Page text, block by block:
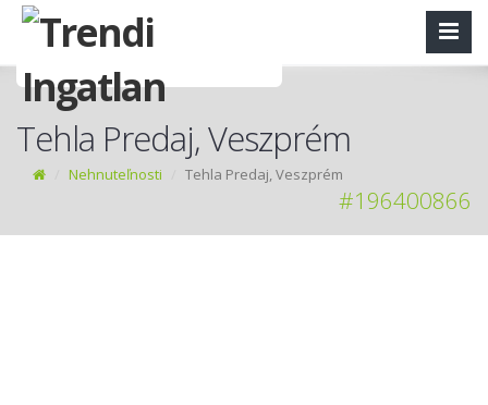
Tehla Predaj, Veszprém
Nehnuteľnosti Tehla Predaj, Veszprém
#196400866